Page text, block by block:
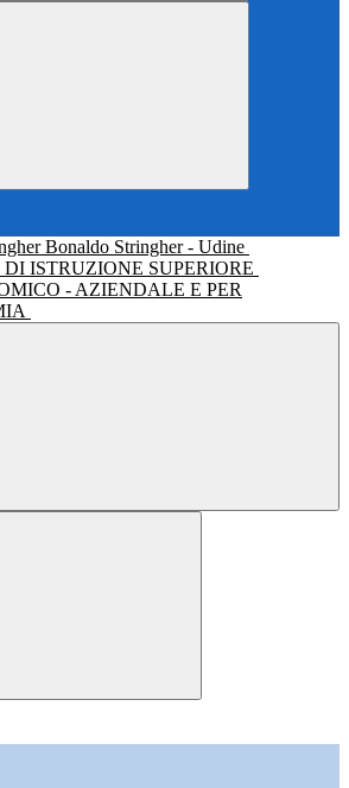
Bonaldo Stringher - Udine
ISTRUZIONE SUPERIORE
- AZIENDALE E PER